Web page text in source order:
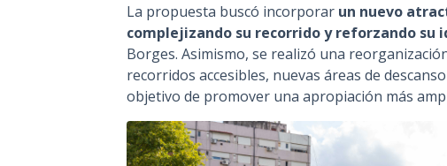
La propuesta buscó incorporar un nuevo
complejizando su recorrido y reforzando su
Borges. Asimismo, se realizó una
recorridos accesibles, nuevas áreas de
objetivo de promover una apropiación más